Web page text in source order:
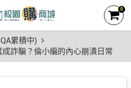
0
累積中)
詐騙？倫小編的內心崩潰日常